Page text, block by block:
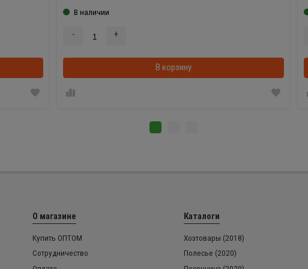
В корзинке
В наличии
- +
В корзину
О магазине
Купить ОПТОМ
Сотрудничество
Каталоги
Хозтовары (2018)
Полесье (2020)